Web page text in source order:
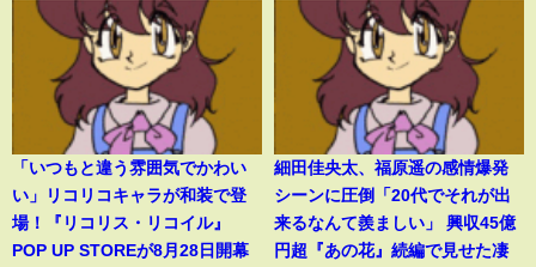
「いつもと違う雰囲気でかわい
い」リコリコキャラが和装で登
場！『リコリス・リコイル』
POP UP STOREが8月28日開幕
細田佳央太、福原遥の感情爆発
シーンに圧倒「20代でそれが出
来るなんて羨ましい」 興収45億
円超『あの花』続編で見せた凄